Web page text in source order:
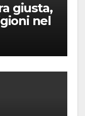
giusta,
nel